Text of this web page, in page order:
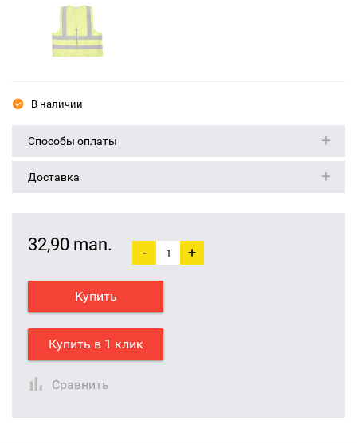
В наличии
Способы оплаты
Доставка
32,90 man. - +
Купить
Купить в 1 клик
Сравнить